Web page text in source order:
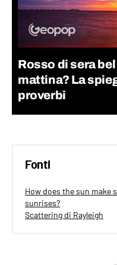
Rosso di sera
mattina? La
proverbi
Fonti
How does the sun make
sunrises?
Scattering di Rayleigh